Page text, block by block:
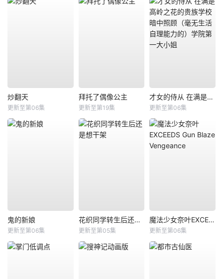
炒翻天
更新至第06集
拜托了偶像公主
更新至第19集
才女的侍从 在满是高岭之花的贵族学校暗中照顾（毫无生活自理能力的）学院第一大小姐
更新至第06集
鬼的新娘
更新至第06集
花织同学转生后还是想干架
更新至第05集
魔法少女奈叶EXCEEDS Gun Blaze Vengeance
更新至第06集